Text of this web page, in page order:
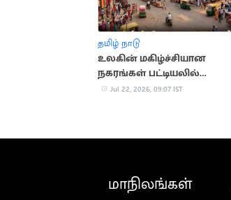
தமிழ் நாடு
உலகின் மகிழ்ச்சியான
நகரங்கள் பட்டியலில்
ஜெய்ப்பூர் 6-வது இடம்
Jul 22, 2026, 09:07 IST
மாநிலங்கள்